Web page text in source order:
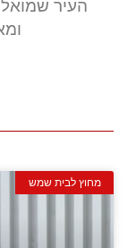
העיר
מחוץ לבית שמש